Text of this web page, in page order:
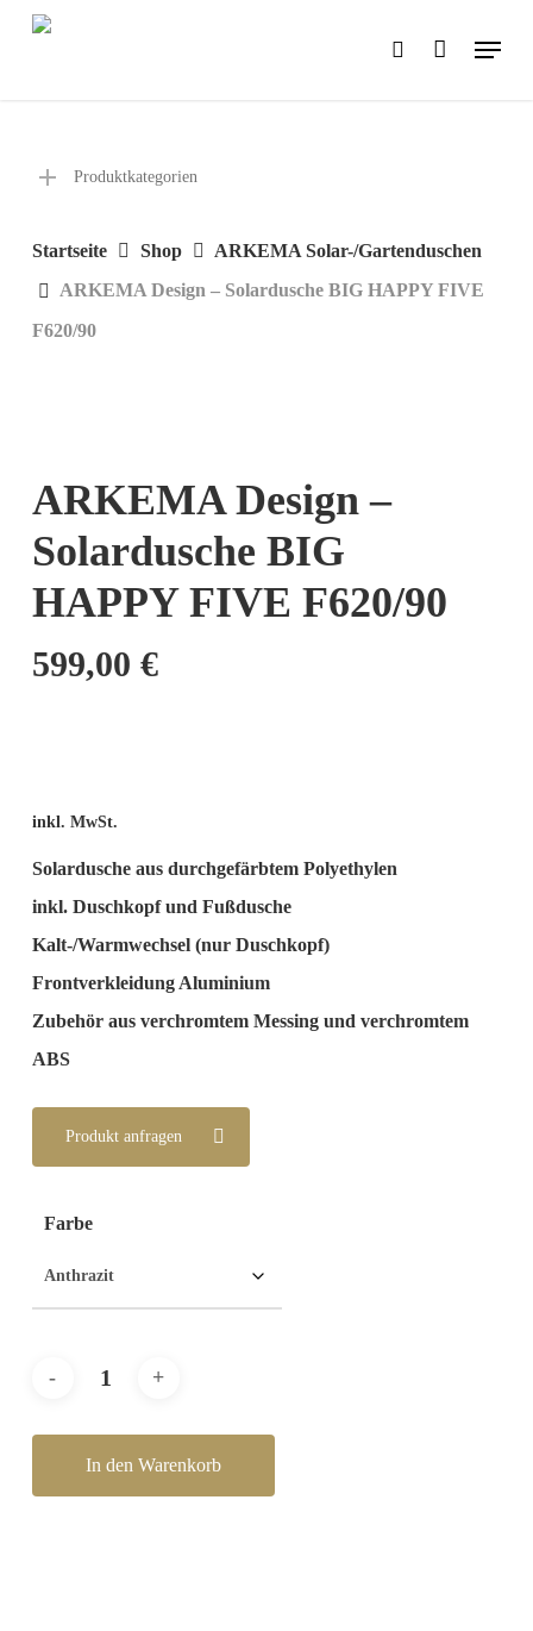
Skip
search
Menu
Produktkategorien
Startseite Shop
ARKEMA Solar-/Gartenduschen
ARKEMA Design – Solardusche BIG HAPPY FIVE
F620/90
ARKEMA Design –
Solardusche BIG
HAPPY FIVE F620/90
599,00 €
inkl. MwSt.
Solardusche aus durchgefärbtem Polyethylen
inkl. Duschkopf und Fußdusche
Kalt-/Warmwechsel (nur Duschkopf)
Frontverkleidung Aluminium
Zubehör aus verchromtem Messing und verchromtem
ABS
Produkt anfragen
Farbe
In den Warenkorb